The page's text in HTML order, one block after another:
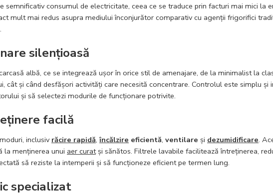
semnificativ consumul de electricitate, ceea ce se traduce prin facturi mai mici la
mult mai redus asupra mediului înconjurător comparativ cu agenții frigorifici
silențioasă
albă, ce se integrează ușor în orice stil de amenajare, de la minimalist la
cât și când desfășori activități care necesită concentrare. Controlul este simplu și
și să selectezi modurile de funcționare potrivite.
facilă
inclusiv răcire rapidă,încălzire eficientă, ventilare și dezumidificare.
la menținerea unui aer curatși sănătos. Filtrele lavabile facilitează întreținerea,
să reziste la intemperii și să funcționeze eficient pe termen lung.
specializat